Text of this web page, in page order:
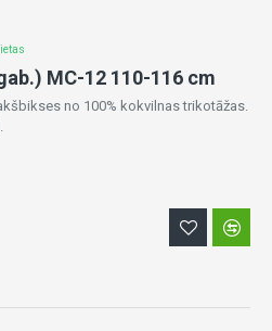
MC-12 110-116 cm
no 100% kokvilnas trikotāžas.